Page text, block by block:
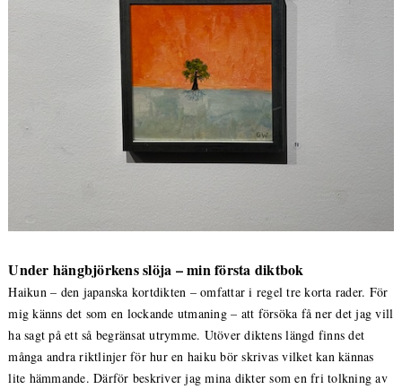
Under hängbjörkens slöja – min första diktbok
Haikun – den japanska kortdikten – omfattar i regel tre korta rader. För
mig känns det som en lockande utmaning – att försöka få ner det jag vill
ha sagt på ett så begränsat utrymme. Utöver diktens längd finns det
många andra riktlinjer för hur en haiku bör skrivas vilket kan kännas
lite hämmande. Därför beskriver jag mina dikter som en fri tolkning av